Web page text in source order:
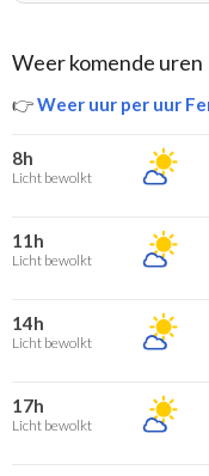
Weer komende uren
👉Weer uur per uur
8h
Licht bewolkt
11h
Licht bewolkt
14h
Licht bewolkt
17h
Licht bewolkt